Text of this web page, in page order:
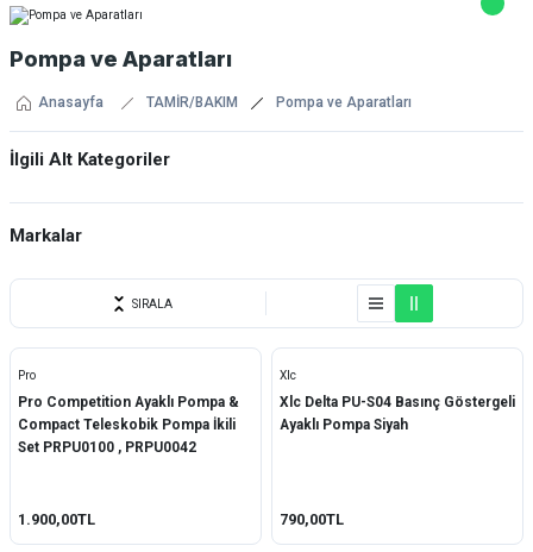
Pompa ve Aparatları
Anasayfa TAMİR/BAKIM Pompa ve Aparatları
İlgili Alt Kategoriler
Ayaklı Pompa
CO2 Pompa ve Aparatları
Markalar
Impact
Muc-Off
Raptor
SIRALA
Pro
Pro Competition Ayaklı Pompa &
Compact Teleskobik Pompa İkili
Set PRPU0100 , PRPU0042
1.900,00TL
Xlc
Xlc Delta PU-S04 Basınç Göstergeli
Ayaklı Pompa Siyah
790,00TL